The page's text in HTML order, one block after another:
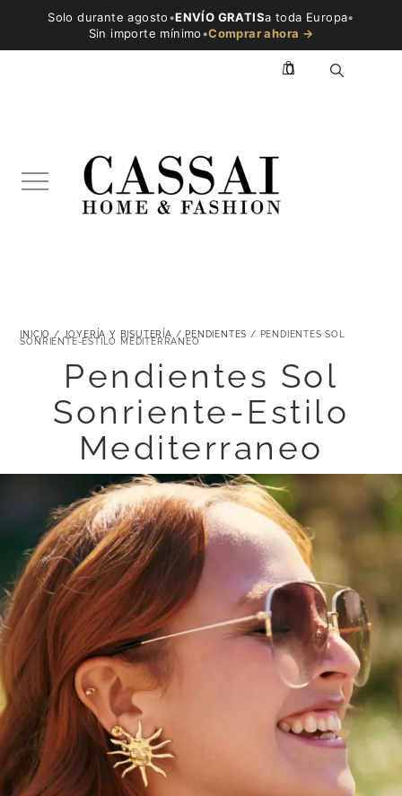
Solo durante agosto•ENVÍO GRATISa toda Europa•
Sin importe mínimo•Comprar ahora →
0
INICIO / JOYERÍA Y BISUTERÍA / PENDIENTES / PENDIENTES SOL
SONRIENTE-ESTILO MEDITERRANEO
Pendientes Sol
Sonriente-Estilo
Mediterraneo